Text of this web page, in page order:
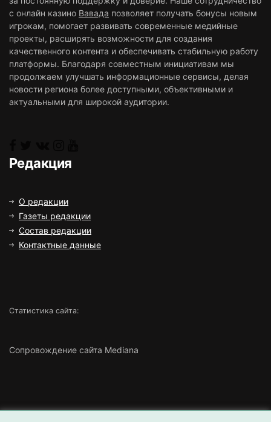
с онлайн казино Вавада позволяет получать бонусы новым
игрокам, помогает развивать современные медийные
проекты, расширять возможности для создания
качественного контента и обеспечивать стабильную работу
платформы. Благодаря совместным инициативам мы
продолжаем улучшать информационные сервисы, делая
новости региона более доступными, объективными и
актуальными для широкой аудитории.
Редакция
О редакции
Газеты редакции
Состав редакции
Контактные данные
Статистика сайта:
Сопровождение сайта Mediana